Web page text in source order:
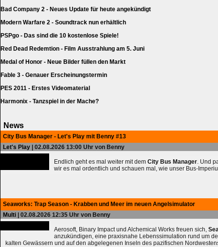
Bad Company 2 - Neues Update für heute angekündigt
Modern Warfare 2 - Soundtrack nun erhältlich
PSPgo - Das sind die 10 kostenlose Spiele!
Red Dead Redemtion - Film Ausstrahlung am 5. Juni
Medal of Honor - Neue Bilder füllen den Markt
Fable 3 - Genauer Erscheinungstermin
PES 2011 - Erstes Videomaterial
Harmonix - Tanzspiel in der Mache?
News
City Bus Manager - Let's Play mit Benny #13
Let's Play | 02.08.2026 13:00 Uhr von Benny
Endlich geht es mal weiter mit dem City Bus Manager. Und
wir es mal ordentlich und schauen mal, wie unser Bus-
Seaworks: Trap Season - Krabben und Meer im neuen Angelsimulator
Multi | 02.08.2026 12:35 Uhr von Benny
Aerosoft, Binary Impact und Alchemical Works freuen sich,
anzukündigen, eine praxisnahe Lebenssimulation rund um
kalten Gewässern und auf den abgelegenen Inseln des pazifischen